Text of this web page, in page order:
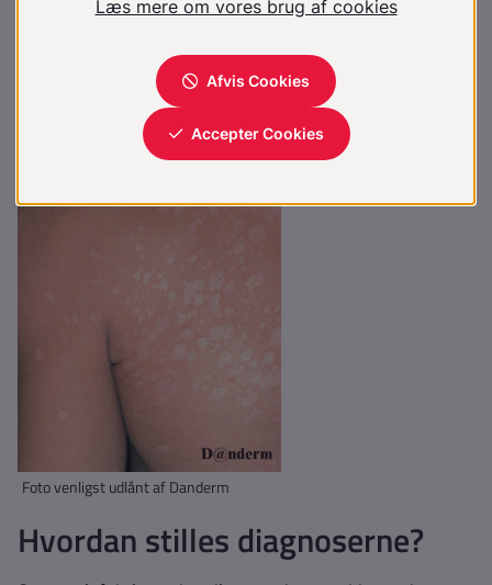
Foto venligst udlånt af Danderm
Hvordan stilles diagnoserne?